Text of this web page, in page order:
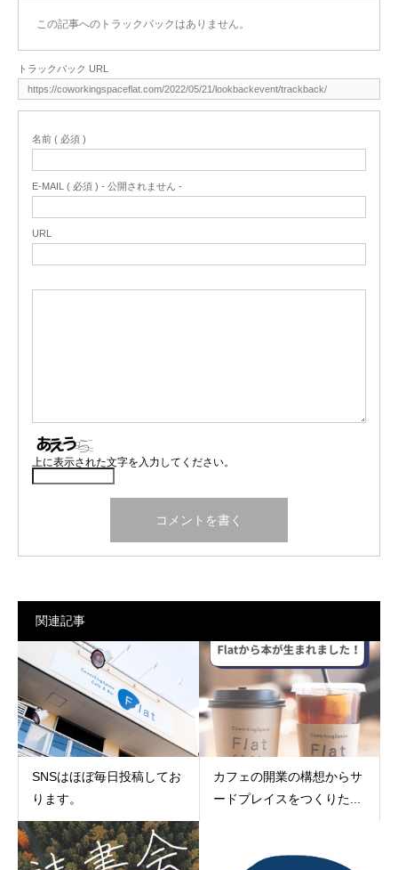
この記事へのトラックバックはありません。
トラックバック URL
名前 ( 必須 )
E-MAIL ( 必須 ) - 公開されません -
URL
上に表示された文字を入力してください。
関連記事
SNSはほぼ毎日投稿してお
ります。
カフェの開業の構想からサ
ードプレイスをつくりた...